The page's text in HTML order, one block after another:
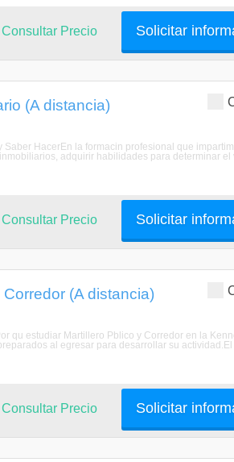
Solicitar
Consultar Precio
(A distancia)
HacerEn la formacin profesional que
adquirir habilidades para determinar el
Solicitar
Consultar Precio
(A distancia)
qu estudiar Martillero Pblico y Corredor en la
al egresar para desarrollar su
Solicitar
Consultar Precio